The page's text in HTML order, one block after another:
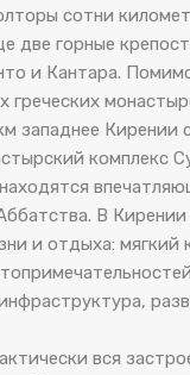
сотни
две горные
и Кантара.
греческих
западнее Кирении
комплекс
В
и отдыха: мягкий
вся